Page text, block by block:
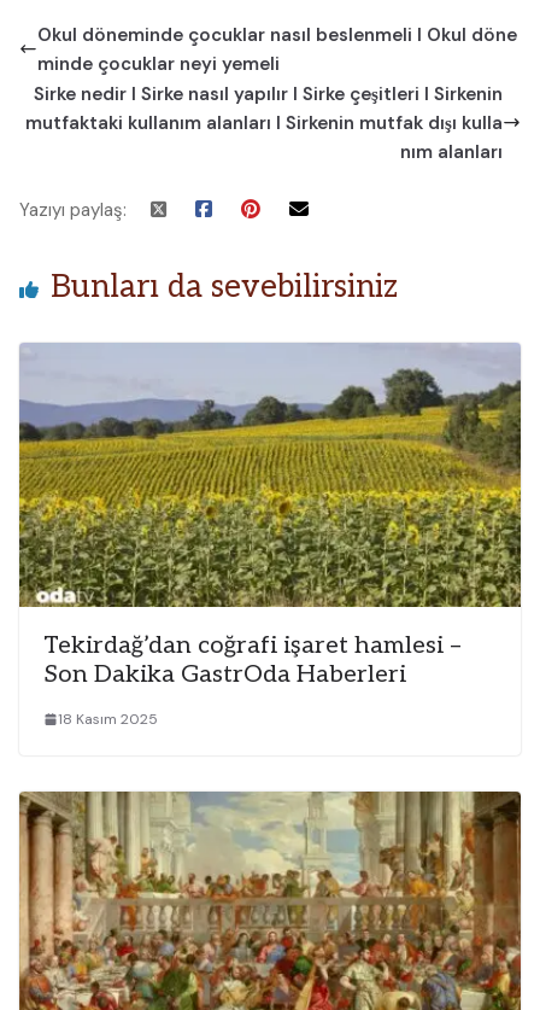
Okul döneminde çocuklar nasıl beslenmeli I Okul döne
minde çocuklar neyi yemeli
Sirke nedir I Sirke nasıl yapılır I Sirke çeşitleri I Sirkenin
mutfaktaki kullanım alanları I Sirkenin mutfak dışı kulla
nım alanları
Yazıyı paylaş:
Bunları da sevebilirsiniz
Tekirdağ’dan coğrafi işaret hamlesi –
Son Dakika GastrOda Haberleri
18 Kasım 2025